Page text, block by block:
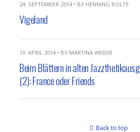
24. SEPTEMBER 2014 • BY HENNING BOLTE
Vigeland
10. APRIL 2014 • BY MARTINA WEBER
Beim Blättern in alten
(2): France oder Friends
Back to top